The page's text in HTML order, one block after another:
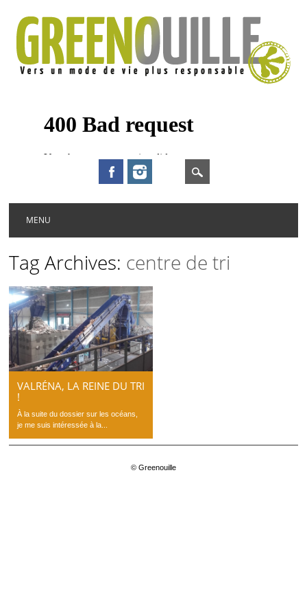
Main menu
MENU
Tag Archives: centre de tri
VALRÉNA, LA REINE DU TRI
!
À la suite du dossier sur les océans,
je me suis intéressée à la...
© Greenouille